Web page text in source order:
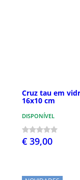
Cruz tau em
16x10 cm
DISPONÍVEL
€ 39,00